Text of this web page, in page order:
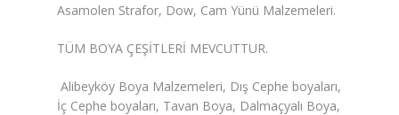
Asamolen Strafor, Dow, Cam Yünü Malzemeleri.
TÜM BOYA ÇEŞİTLERİ MEVCUTTUR.
Alibeyköy Boya Malzemeleri, Dış Cephe boyaları,
İç Cephe boyaları, Tavan Boya, Dalmaçyalı Boya,